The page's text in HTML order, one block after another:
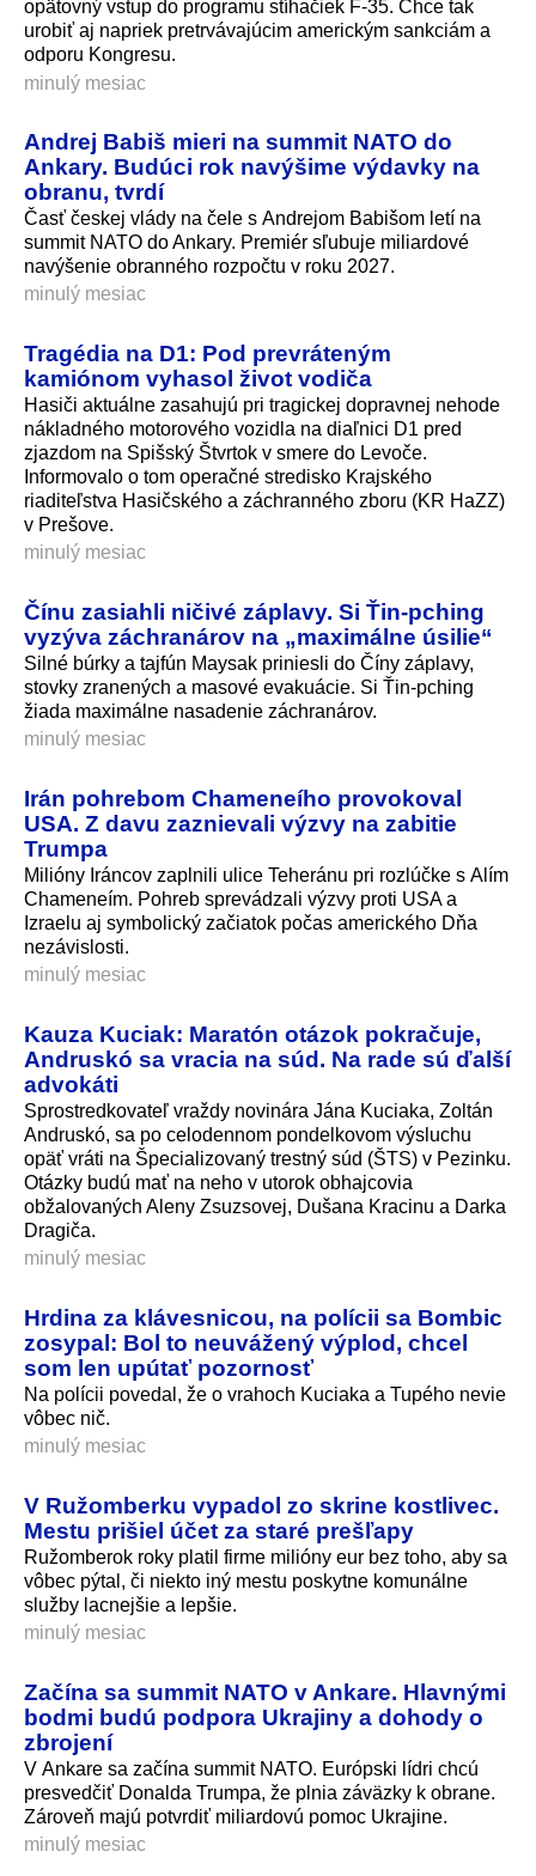
opätovný vstup do programu stíhačiek F-35. Chce tak
urobiť aj napriek pretrvávajúcim americkým sankciám a
odporu Kongresu.
minulý mesiac
Andrej Babiš mieri na summit NATO do
Ankary. Budúci rok navýšime výdavky na
obranu, tvrdí
Časť českej vlády na čele s Andrejom Babišom letí na
summit NATO do Ankary. Premiér sľubuje miliardové
navýšenie obranného rozpočtu v roku 2027.
minulý mesiac
Tragédia na D1: Pod prevráteným
kamiónom vyhasol život vodiča
Hasiči aktuálne zasahujú pri tragickej dopravnej nehode
nákladného motorového vozidla na diaľnici D1 pred
zjazdom na Spišský Štvrtok v smere do Levoče.
Informovalo o tom operačné stredisko Krajského
riaditeľstva Hasičského a záchranného zboru (KR HaZZ)
v Prešove.
minulý mesiac
Čínu zasiahli ničivé záplavy. Si Ťin-pching
vyzýva záchranárov na „maximálne úsilie“
Silné búrky a tajfún Maysak priniesli do Číny záplavy,
stovky zranených a masové evakuácie. Si Ťin-pching
žiada maximálne nasadenie záchranárov.
minulý mesiac
Irán pohrebom Chameneího provokoval
USA. Z davu zaznievali výzvy na zabitie
Trumpa
Milióny Iráncov zaplnili ulice Teheránu pri rozlúčke s Alím
Chameneím. Pohreb sprevádzali výzvy proti USA a
Izraelu aj symbolický začiatok počas amerického Dňa
nezávislosti.
minulý mesiac
Kauza Kuciak: Maratón otázok pokračuje,
Andruskó sa vracia na súd. Na rade sú ďalší
advokáti
Sprostredkovateľ vraždy novinára Jána Kuciaka, Zoltán
Andruskó, sa po celodennom pondelkovom výsluchu
opäť vráti na Špecializovaný trestný súd (ŠTS) v Pezinku.
Otázky budú mať na neho v utorok obhajcovia
obžalovaných Aleny Zsuzsovej, Dušana Kracinu a Darka
Dragiča.
minulý mesiac
Hrdina za klávesnicou, na polícii sa Bombic
zosypal: Bol to neuvážený výplod, chcel
som len upútať pozornosť
Na polícii povedal, že o vrahoch Kuciaka a Tupého nevie
vôbec nič.
minulý mesiac
V Ružomberku vypadol zo skrine kostlivec.
Mestu prišiel účet za staré prešľapy
Ružomberok roky platil firme milióny eur bez toho, aby sa
vôbec pýtal, či niekto iný mestu poskytne komunálne
služby lacnejšie a lepšie.
minulý mesiac
Začína sa summit NATO v Ankare. Hlavnými
bodmi budú podpora Ukrajiny a dohody o
zbrojení
V Ankare sa začína summit NATO. Európski lídri chcú
presvedčiť Donalda Trumpa, že plnia záväzky k obrane.
Zároveň majú potvrdiť miliardovú pomoc Ukrajine.
minulý mesiac